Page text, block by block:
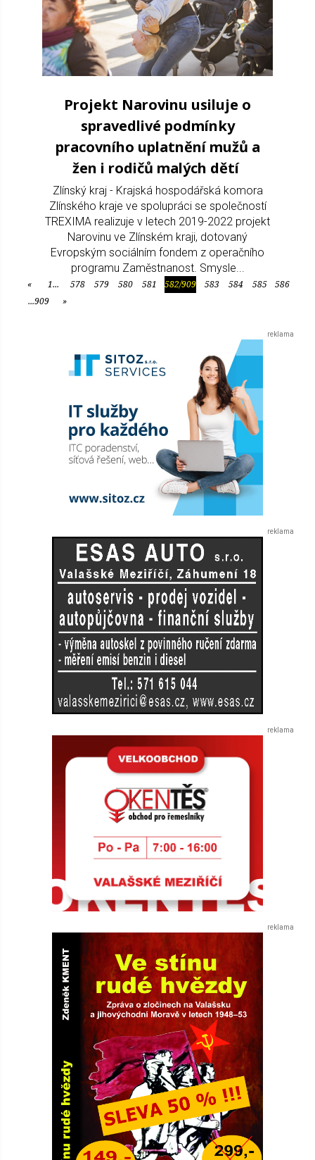
Projekt Narovinu usiluje o
spravedlivé podmínky
pracovního uplatnění mužů a
žen i rodičů malých dětí
Zlínský kraj - Krajská hospodářská komora
Zlínského kraje ve spolupráci se společností
TREXIMA realizuje v letech 2019-2022 projekt
Narovinu ve Zlínském kraji, dotovaný
Evropským sociálním fondem z operačního
programu Zaměstnanost. Smysle...
«Předchozí
1... 578 579 580 581 582/909 583 584 585
586
...909
»Další